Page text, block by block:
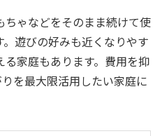
ちゃなどをそのまま続けて使
遊びの好みも近くなりやす
家庭もあります。費用を抑
を最大限活用したい家庭に